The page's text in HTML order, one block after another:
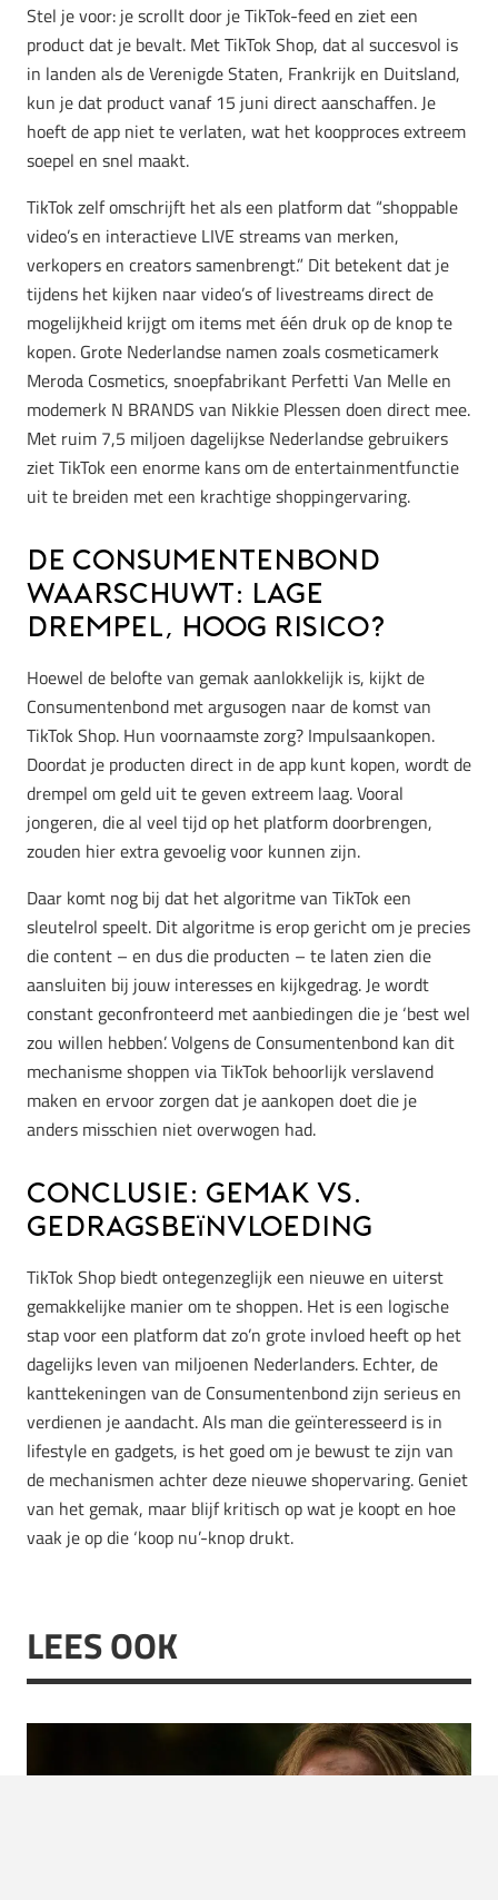
Stel je voor: je scrollt door je TikTok-feed en ziet een
product dat je bevalt. Met TikTok Shop, dat al succesvol is
in landen als de Verenigde Staten, Frankrijk en Duitsland,
kun je dat product vanaf 15 juni direct aanschaffen. Je
hoeft de app niet te verlaten, wat het koopproces extreem
soepel en snel maakt.
TikTok zelf omschrijft het als een platform dat “shoppable
video’s en interactieve LIVE streams van merken,
verkopers en creators samenbrengt.” Dit betekent dat je
tijdens het kijken naar video’s of livestreams direct de
mogelijkheid krijgt om items met één druk op de knop te
kopen. Grote Nederlandse namen zoals cosmeticamerk
Meroda Cosmetics, snoepfabrikant Perfetti Van Melle en
modemerk N BRANDS van Nikkie Plessen doen direct mee.
Met ruim 7,5 miljoen dagelijkse Nederlandse gebruikers
ziet TikTok een enorme kans om de entertainmentfunctie
uit te breiden met een krachtige shoppingervaring.
De Consumentenbond
waarschuwt: Lage
drempel, hoog risico?
Hoewel de belofte van gemak aanlokkelijk is, kijkt de
Consumentenbond met argusogen naar de komst van
TikTok Shop. Hun voornaamste zorg? Impulsaankopen.
Doordat je producten direct in de app kunt kopen, wordt de
drempel om geld uit te geven extreem laag. Vooral
jongeren, die al veel tijd op het platform doorbrengen,
zouden hier extra gevoelig voor kunnen zijn.
Daar komt nog bij dat het algoritme van TikTok een
sleutelrol speelt. Dit algoritme is erop gericht om je precies
die content – en dus die producten – te laten zien die
aansluiten bij jouw interesses en kijkgedrag. Je wordt
constant geconfronteerd met aanbiedingen die je ‘best wel
zou willen hebben’. Volgens de Consumentenbond kan dit
mechanisme shoppen via TikTok behoorlijk verslavend
maken en ervoor zorgen dat je aankopen doet die je
anders misschien niet overwogen had.
Conclusie: Gemak vs.
Gedragsbeïnvloeding
TikTok Shop biedt ontegenzeglijk een nieuwe en uiterst
gemakkelijke manier om te shoppen. Het is een logische
stap voor een platform dat zo’n grote invloed heeft op het
dagelijks leven van miljoenen Nederlanders. Echter, de
kanttekeningen van de Consumentenbond zijn serieus en
verdienen je aandacht. Als man die geïnteresseerd is in
lifestyle en gadgets, is het goed om je bewust te zijn van
de mechanismen achter deze nieuwe shopervaring. Geniet
van het gemak, maar blijf kritisch op wat je koopt en hoe
vaak je op die ‘koop nu’-knop drukt.
LEES OOK